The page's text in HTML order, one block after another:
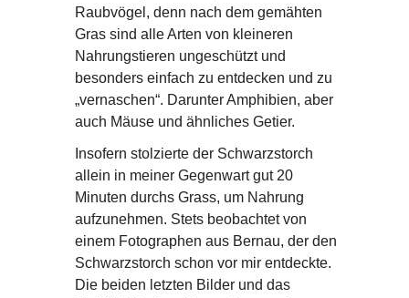
Raubvögel, denn nach dem gemähten
Gras sind alle Arten von kleineren
Nahrungstieren ungeschützt und
besonders einfach zu entdecken und zu
„vernaschen“. Darunter Amphibien, aber
auch Mäuse und ähnliches Getier.
Insofern stolzierte der Schwarzstorch
allein in meiner Gegenwart gut 20
Minuten durchs Grass, um Nahrung
aufzunehmen. Stets beobachtet von
einem Fotographen aus Bernau, der den
Schwarzstorch schon vor mir entdeckte.
Die beiden letzten Bilder und das